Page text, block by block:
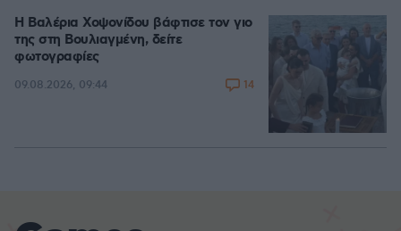
Η Βαλέρια Χοψονίδου βάφτισε τον γιο
της στη Βουλιαγμένη, δείτε
φωτογραφίες
09.08.2026, 09:44 14